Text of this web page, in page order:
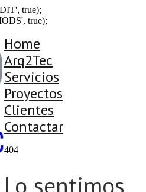
true);
true);
Home
Arq2Tec
Servicios
Proyectos
Clientes
Contactar
404
Lo sentimos